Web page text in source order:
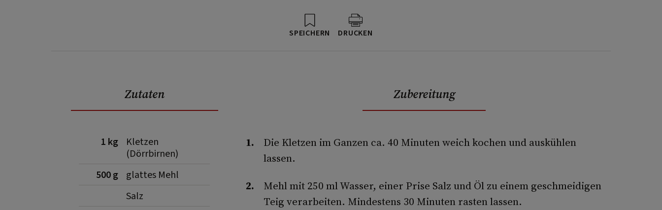
SPEICHERN DRUCKEN
Zutaten
1 kg
Kletzen
(Dörrbirnen)
500 g
glattes Mehl
Salz
Zubereitung
Die Kletzen im Ganzen ca. 40 Minuten weich kochen und auskühlen
lassen.
Mehl mit 250 ml Wasser, einer Prise Salz und Öl zu einem geschmeidigen
Teig verarbeiten. Mindestens 30 Minuten rasten lassen.